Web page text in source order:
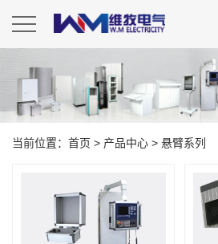
当前位置： 首页 > 产品中心 > 悬臂系列